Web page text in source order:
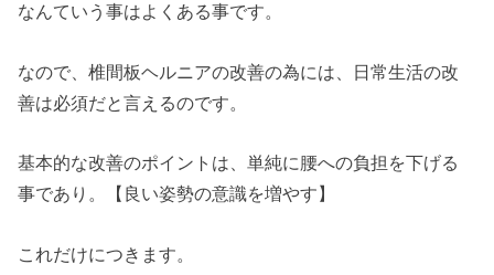
なんていう事はよくある事です。
なので、椎間板ヘルニアの改善の為には、日常生活の改
善は必須だと言えるのです。
基本的な改善のポイントは、単純に腰への負担を下げる
事であり。【良い姿勢の意識を増やす】
これだけにつきます。